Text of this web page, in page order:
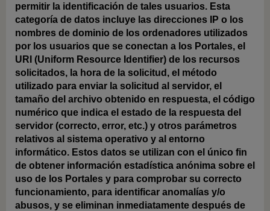
permitir la identificación de tales usuarios. Esta
categoría de datos incluye las direcciones IP o los
nombres de dominio de los ordenadores utilizados
por los usuarios que se conectan a los Portales, el
URI (Uniform Resource Identifier) de los recursos
solicitados, la hora de la solicitud, el método
utilizado para enviar la solicitud al servidor, el
tamaño del archivo obtenido en respuesta, el código
numérico que indica el estado de la respuesta del
servidor (correcto, error, etc.) y otros parámetros
relativos al sistema operativo y al entorno
informático. Estos datos se utilizan con el único fin
de obtener información estadística anónima sobre el
uso de los Portales y para comprobar su correcto
funcionamiento, para identificar anomalías y/o
abusos, y se eliminan inmediatamente después de